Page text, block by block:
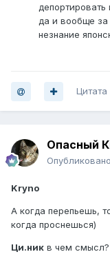
да и вообще
незнание
Цитата
Опасный
Опубликовано
Kryno
А когда перепьешь,
когда проснешься)
Ци.ник в чем смысл?